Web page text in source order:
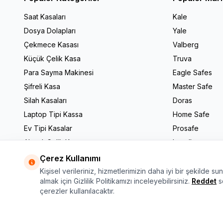
gelen
Otel tipi
sahiptir.
Büyük ve
kasa
5. Otel Tipi
Küçük,
ise 9 ila 20
Orta
yine 25 cm
6. Otel Tipi
Otel çelik
Saat Kasaları
Dosya Dolapları
Çekmece Kasası
Küçük Çelik Kasa
Para Sayma Makinesi
Şifreli Kasa
Silah Kasaları
Laptop Tipi Kassa
Ev Tipi Kasalar
Alarmlı Çelik Kasa
Kale
Yale
Valberg
Truva
Eagle Safes
Master Safe
Doras
Home Safe
Prosafe
Lucell
Çerez Kullanımı
Kişisel verileriniz, hizmetlerimizin daha iyi bir şekilde
almak için Gizlilik Politikamızı inceleyebilirsiniz. Reddet
çerezler kullanılacaktır.